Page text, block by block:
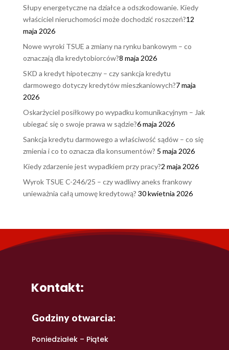
Słupy energetyczne na działce a odszkodowanie. Kiedy
właściciel nieruchomości może dochodzić roszczeń?12
maja 2026
Nowe wyroki TSUE a zmiany na rynku bankowym – co
oznaczają dla kredytobiorców?8 maja 2026
SKD a kredyt hipoteczny – czy sankcja kredytu
darmowego dotyczy kredytów mieszkaniowych?7 maja
2026
Oskarżyciel posiłkowy po wypadku komunikacyjnym – Jak
ubiegać się o swoje prawa w sądzie?6 maja 2026
Sankcja kredytu darmowego a właściwość sądów – co się
zmienia i co to oznacza dla konsumentów? 5 maja 2026
Kiedy zdarzenie jest wypadkiem przy pracy?2 maja 2026
Wyrok TSUE C-246/25 – czy wadliwy aneks frankowy
unieważnia całą umowę kredytową? 30 kwietnia 2026
Kontakt:
Godziny otwarcia:
Poniedziałek – Piątek